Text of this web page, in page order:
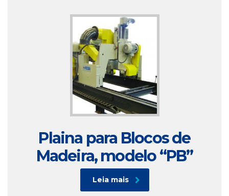
Plaina para Blocos de
Madeira, modelo “PB”
Leia mais